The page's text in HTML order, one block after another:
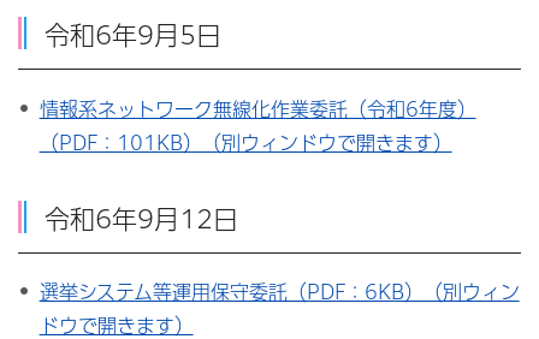
令和6年9月5日
情報系ネットワーク無線化作業委託（令和6年度）
（PDF：101KB）（別ウィンドウで開きます）
令和6年9月12日
選挙システム等運用保守委託（PDF：6KB）（別ウィン
ドウで開きます）